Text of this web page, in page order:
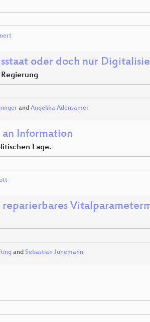
oder doch nur
and Angelika Adensamer
Information
Lage.
reparierbares
and Sebastian Jünemann